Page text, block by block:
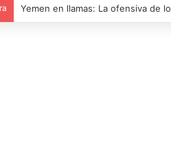
Yemen en llamas: La ofensiva de